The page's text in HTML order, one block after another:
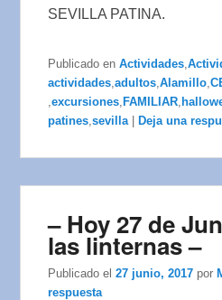
SEVILLA PATINA.
Publicado en Actividades ,
actividades ,adultos ,Alamillo ,
,excursiones ,FAMILIAR
patines ,sevilla |Deja una
– Hoy 27 de
las linternas –
Publicado el27 junio, 2017 por
respuesta